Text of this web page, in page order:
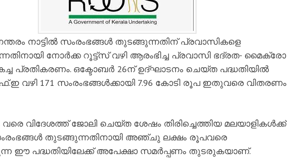
നാട്ടിൽ സംരംഭങ്ങൾ തുടങ്ങുന്നതിന് പ്രവാസികളെ
നോർക്ക റൂട്ട്സ് വഴി ആരംഭിച്ച പ്രവാസി ഭദ്രത- മൈക്രോ
പ്രതികരണം. ഒക്ടോബർ 26ന് ഉദ്ഘാടനം ചെയ്ത പദ്ധതിയിൽ
വഴി 171 സംരംഭങ്ങൾക്കായി 7.96 കോടി രൂപ ഇതുവരെ വിതരണം
വിദേശത്ത് ജോലി ചെയ്ത ശേഷം തിരിച്ചെത്തിയ മലയാളികൾക്ക്
തുടങ്ങുന്നതിനായി അഞ്ചു ലക്ഷം രൂപവരെ
ഈ പദ്ധതിയിലേക്ക് അപേക്ഷാ സമർപ്പണം തുടരുകയാണ്.